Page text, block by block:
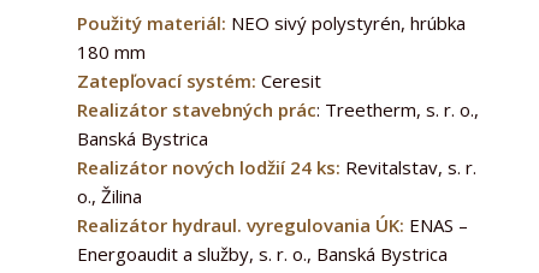
Použitý materiál: NEO sivý polystyrén, hrúbka
180 mm
Zatepľovací systém: Ceresit
Realizátor stavebných prác: Treetherm, s. r. o.,
Banská Bystrica
Realizátor nových lodžií 24 ks: Revitalstav, s. r.
o., Žilina
Realizátor hydraul. vyregulovania ÚK: ENAS –
Energoaudit a služby, s. r. o., Banská Bystrica